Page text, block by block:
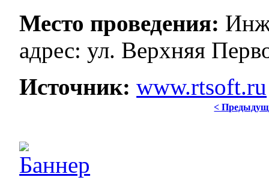
Место проведения:
адрес: ул. Верхняя
Источник: www.rtsoft.ru
<